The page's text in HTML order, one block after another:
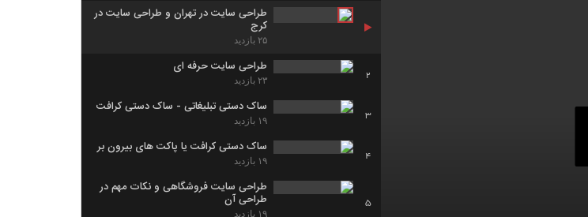
طراحی سایت در تهران و طراحی سایت در
کرج
۲۵ بازدید
2
طراحی سایت حرفه ای
۲۳ بازدید
3
ساک دستی تبلیغاتی - ساک دستی کرافت
۱۹ بازدید
4
ساک دستی کرافت یا پاکت های بیرون بر
۱۹ بازدید
5
طراحی سایت فروشگاهی و نکات مهم در
طراحی آن
۱۹ بازدید